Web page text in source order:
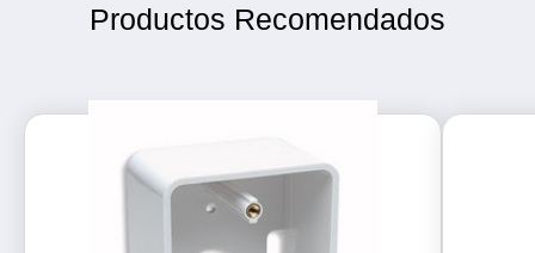
Productos Recomendados